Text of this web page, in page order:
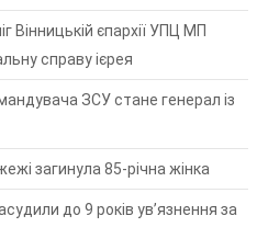
Вінницькій єпархії УПЦ МП
справу ієрея
ЗСУ стане генерал із
загинула 85-річна жінка
до 9 років ув’язнення за